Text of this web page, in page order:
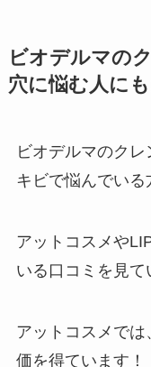
ビオデルマの
穴に悩む人に
ビオデルマのク
キビで悩んでいる
アットコスメや
いる口コミを見て
アットコスメで
価を得ています！